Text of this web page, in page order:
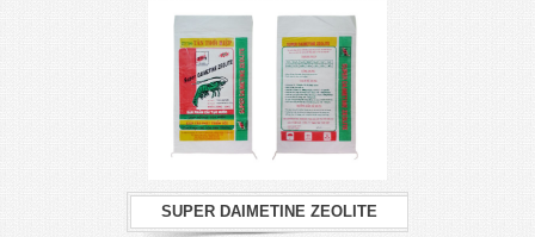
SUPER DAIMETINE ZEOLITE